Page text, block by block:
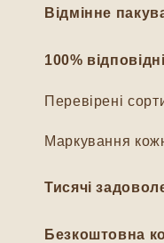
Відмінне
100%
Перевірені
Маркування
Тисячі
Безкоштовна